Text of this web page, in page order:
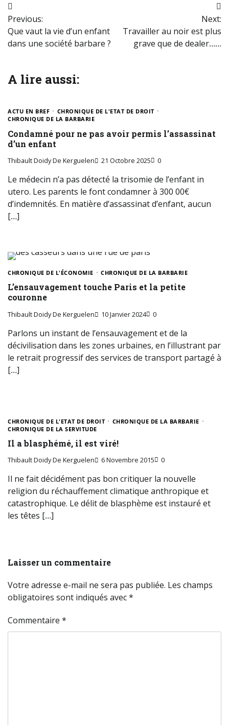
Navigation
de
l’article
Previous:
Que vaut la vie d’un enfant
dans une société barbare ?
Next:
Travailler au noir est plus
grave que de dealer……
A lire aussi:
ACTU EN BREF
CHRONIQUE DE L'ETAT DE DROIT
CHRONIQUE DE LA BARBARIE
Condamné pour ne pas avoir permis l’assassinat
d’un enfant
Thibault Doidy De Kerguelen 21 Octobre 2025 0
Le médecin n’a pas détecté la trisomie de l’enfant in
utero. Les parents le font condamner à 300 00€
d’indemnités. En matière d’assassinat d’enfant, aucun
[…]
CHRONIQUE DE L'ÉCONOMIE CHRONIQUE DE LA BARBARIE
L’ensauvagement touche Paris et la petite
couronne
Thibault Doidy De Kerguelen 10 Janvier 2024 0
Parlons un instant de l’ensauvagement et de la
décivilisation dans les zones urbaines, en l’illustrant par
le retrait progressif des services de transport partagé à
[…]
CHRONIQUE DE L'ETAT DE DROIT
CHRONIQUE DE LA BARBARIE
CHRONIQUE DE LA SERVITUDE
Il a blasphémé, il est viré!
Thibault Doidy De Kerguelen 6 Novembre 2015 0
Il ne fait décidément pas bon critiquer la nouvelle
religion du réchauffement climatique anthropique et
catastrophique. Le délit de blasphème est instauré et
les têtes […]
Laisser un commentaire
Votre adresse e-mail ne sera pas publiée. Les champs
obligatoires sont indiqués avec*
Commentaire *